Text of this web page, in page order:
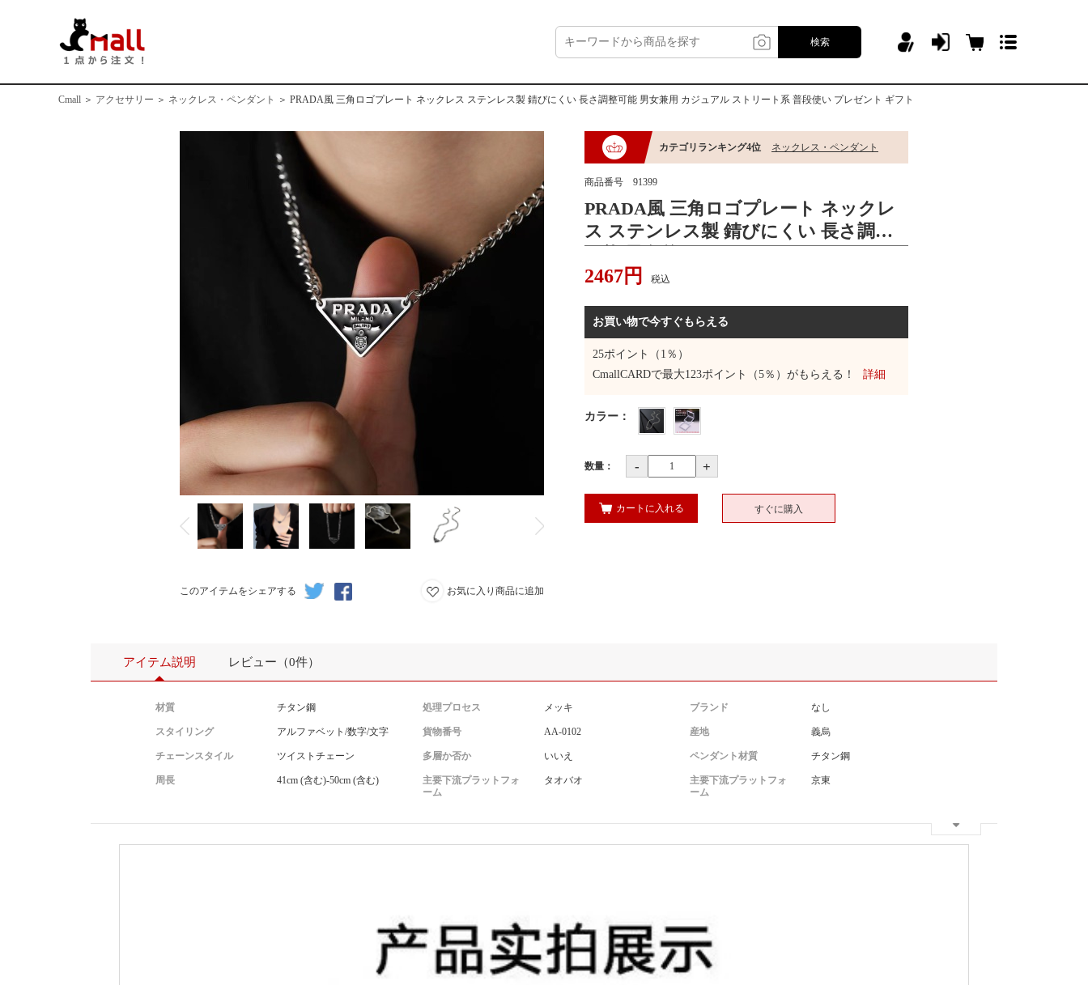
検索
Cmall ＞ アクセサリー ＞ ネックレス・ペンダント ＞ PRADA風 三角ロゴプレート ネックレス ステンレス製 錆びにくい 長さ調整可能 男女兼用 カジュアル ストリート系 普段使い プレゼント ギフト
このアイテムをシェアする お気に入り商品に追加
カテゴリランキング4位 ネックレス・ペンダント
商品番号 91399
PRADA風 三角ロゴプレート ネックレ
ス ステンレス製 錆びにくい 長さ調整
系 普段使い プレゼント ギフト
2467円 税込
お買い物で今すぐもらえる
25ポイント（1％）
CmallCARDで最大123ポイント（5％）がもらえる！ 詳細
カラー ：
数量： - +
カートに入れる すぐに購入
アイテム説明 レビュー（0件）
材質 チタン鋼 処理プロセス メッキ ブランド なし
スタイリング アルファベット/数字/文字 貨物番号 AA-0102 産地 義烏
チェーンスタイル ツイストチェーン 多層か否か いいえ ペンダント材質 チタン鋼
周長 41cm (含む)-50cm (含む)
主要下流プラットフォ
ーム
タオバオ
主要下流プラットフォ
ーム
京東